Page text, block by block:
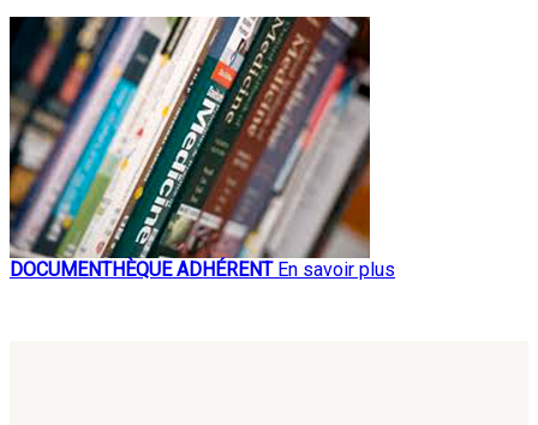
DOCUMENTHÈQUE ADHÉRENT En savoir plus